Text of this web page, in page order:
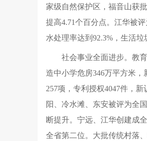
家级自然保护区，福音山获
提高4.71个百分点。江华被
水处理率达到92.3%，生活垃
社会事业全面进步。教
造中小学危房346万平方米
257项，专利授权4047件，
阳、冷水滩、东安被评为全
断提升。宁远、江华创建成
全省第二位。大批传统村落